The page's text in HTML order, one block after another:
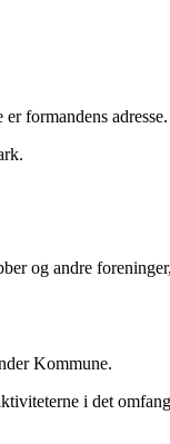
formandens adresse.
og andre
Kommune.
i det